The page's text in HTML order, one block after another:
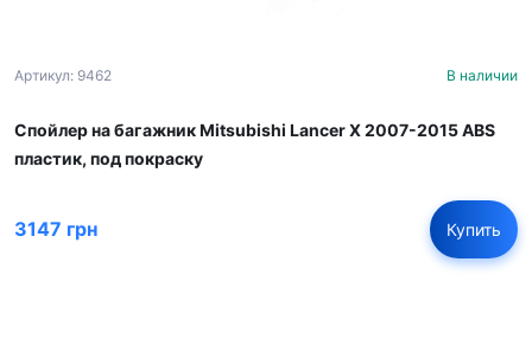
Артикул: 9462 В наличии
Спойлер на багажник Mitsubishi Lancer X 2007-2015 ABS
пластик, под покраску
3147 грн Купить